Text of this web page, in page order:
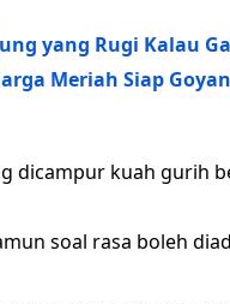
yang Rugi Kalau
Meriah Siap
dicampur kuah gurih
soal rasa boleh